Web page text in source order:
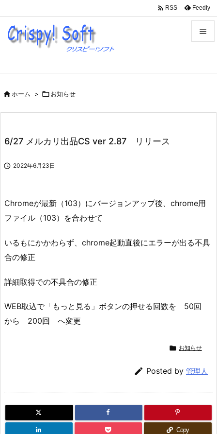


前へ
 RSS Feedly
ホーム > お知らせ
6/27 メルカリ出品CS ver 2.87 リリース
 2022年6月23日
Chromeが最新（103）にバージョンアップ後、chrome用
ファイル（103）を合わせて
いるもにかかわらず、chrome起動直後にエラーが出る不具
合の修正
詳細取得での不具合の修正
WEB取込で「もっと見る」ボタンの押せる回数を 50回
から 200回 へ変更
 お知らせ
 Posted by 管理人
Copy